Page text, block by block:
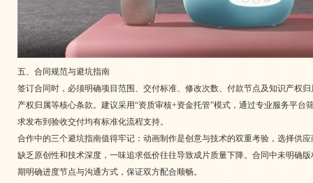
五、合同规范与避坑指南
签订合同时，必须明确项目范围、交付标准、修改次数、付款节点及知识产权
产权归属等核心条款。建议采用“资质审核+资金托管”模式，通过专业服务平
求发布到验收交付均有标准化流程支持。
合作中的三个避坑指南值得牢记：动画制作是创意与技术的双重考验，选择供
缺乏原创性和技术深度，一味追求低价往往导致成片质量下降。合同中未明确
期明确进度节点与沟通方式，保证双方配合顺畅。